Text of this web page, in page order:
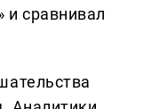
сравнивал